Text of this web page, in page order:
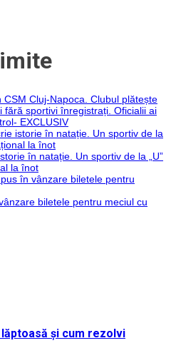
CSM Cluj-Napoca. Clubul plătește
fără sportivi înregistrați. Oficialii ai
EXCLUSIV
istorie în natație. Un sportiv de la
la înot
în natație. Un sportiv de la „U”
la înot
pus în vânzare biletele pentru
vânzare biletele pentru meciul cu
și cum rezolvi